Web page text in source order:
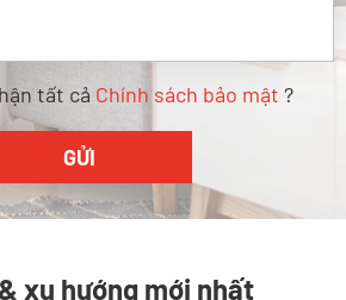
tất cả Chính sách bảo mật ?
xu hướng mới nhất